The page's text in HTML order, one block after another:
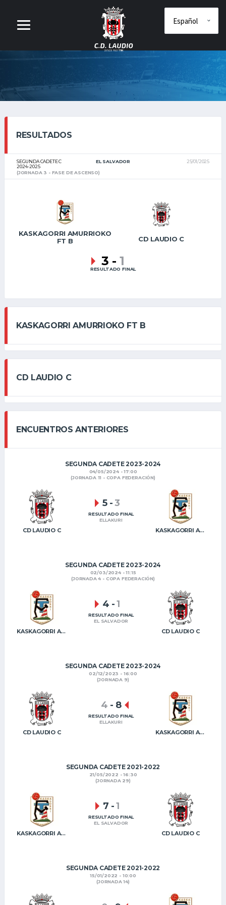
RESULTADOS
SEGUNDA CADETE C
2024-2025
EL SALVADOR
25/01/2025
(JORNADA 3 - FASE DE ASCENSO)
KASKAGORRI AMURRIOKO
FT B
CD LAUDIO C
3 - 1
RESULTADO FINAL
KASKAGORRI AMURRIOKO FT B
CD LAUDIO C
ENCUENTROS ANTERIORES
SEGUNDA CADETE 2023-2024
04/05/2024 - 17:00
(JORNADA 11 - COPA FEDERACIÓN)
CD LAUDIO C KASKAGORRI AMURRIOKO FT B
5 -3
RESULTADO FINAL
ELLAKURI
SEGUNDA CADETE 2023-2024
02/03/2024 - 11:15
(JORNADA 4 - COPA FEDERACIÓN)
KASKAGORRI AMURRIOKO FT B CD LAUDIO C
4 -1
RESULTADO FINAL
EL SALVADOR
SEGUNDA CADETE 2023-2024
02/12/2023 - 16:00
(JORNADA 9)
CD LAUDIO C KASKAGORRI AMURRIOKO FT B
4 - 8
RESULTADO FINAL
ELLAKURI
SEGUNDA CADETE 2021-2022
21/05/2022 - 16:30
(JORNADA 29)
KASKAGORRI AMURRIOKO FT B CD LAUDIO C
7 -1
RESULTADO FINAL
EL SALVADOR
SEGUNDA CADETE 2021-2022
15/01/2022 - 10:00
(JORNADA 14)